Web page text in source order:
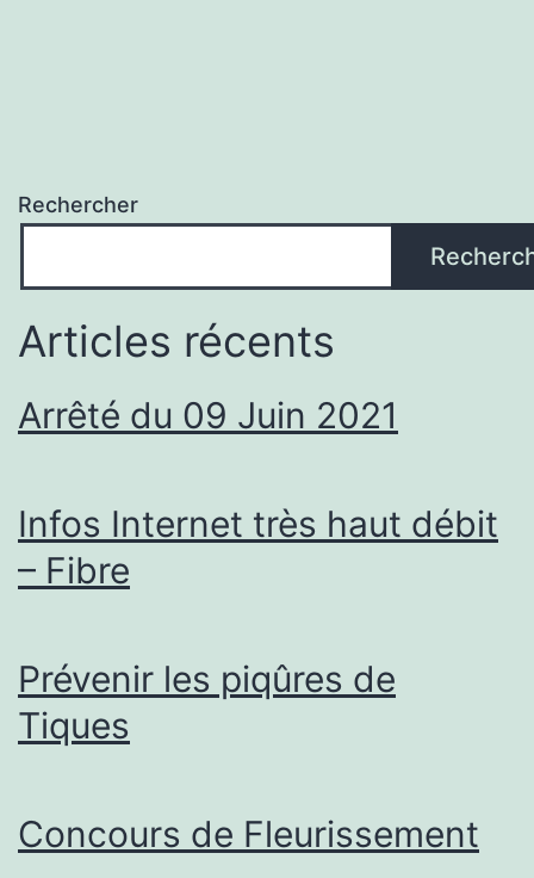
Rechercher
Articles récents
Arrêté du 09 Juin 2021
Infos Internet très haut débit
– Fibre
Prévenir les piqûres de
Tiques
Concours de Fleurissement